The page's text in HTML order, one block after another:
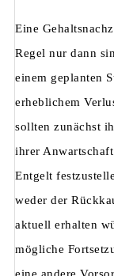
Eine
Regel nur dann
einem geplanten
erheblichem
sollten zunächst
ihrer
Entgelt
weder der
aktuell erhalten
mögliche